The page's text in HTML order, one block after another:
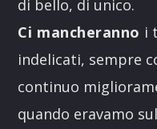
di bello, di unico.
Ci mancheranno i
indelicati, sempre
continuo
quando eravamo